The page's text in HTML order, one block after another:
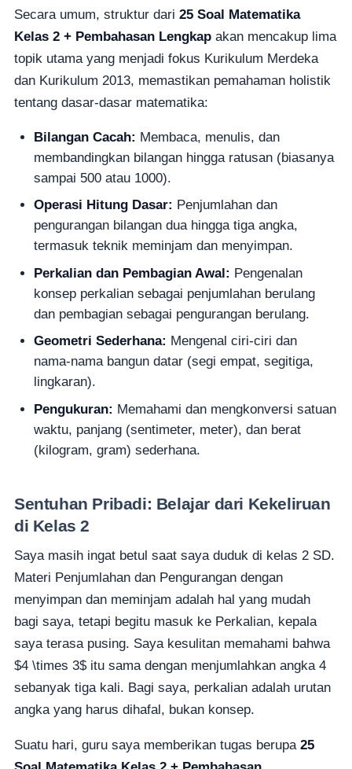
Secara umum, struktur dari 25 Soal Matematika
Kelas 2 + Pembahasan Lengkap akan mencakup lima
topik utama yang menjadi fokus Kurikulum Merdeka
dan Kurikulum 2013, memastikan pemahaman holistik
tentang dasar-dasar matematika:
Bilangan Cacah: Membaca, menulis, dan
membandingkan bilangan hingga ratusan (biasanya
sampai 500 atau 1000).
Operasi Hitung Dasar: Penjumlahan dan
pengurangan bilangan dua hingga tiga angka,
termasuk teknik meminjam dan menyimpan.
Perkalian dan Pembagian Awal: Pengenalan
konsep perkalian sebagai penjumlahan berulang
dan pembagian sebagai pengurangan berulang.
Geometri Sederhana: Mengenal ciri-ciri dan
nama-nama bangun datar (segi empat, segitiga,
lingkaran).
Pengukuran: Memahami dan mengkonversi satuan
waktu, panjang (sentimeter, meter), dan berat
(kilogram, gram) sederhana.
Sentuhan Pribadi: Belajar dari Kekeliruan
di Kelas 2
Saya masih ingat betul saat saya duduk di kelas 2 SD.
Materi Penjumlahan dan Pengurangan dengan
menyimpan dan meminjam adalah hal yang mudah
bagi saya, tetapi begitu masuk ke Perkalian, kepala
saya terasa pusing. Saya kesulitan memahami bahwa
$4 \times 3$ itu sama dengan menjumlahkan angka 4
sebanyak tiga kali. Bagi saya, perkalian adalah urutan
angka yang harus dihafal, bukan konsep.
Suatu hari, guru saya memberikan tugas berupa 25